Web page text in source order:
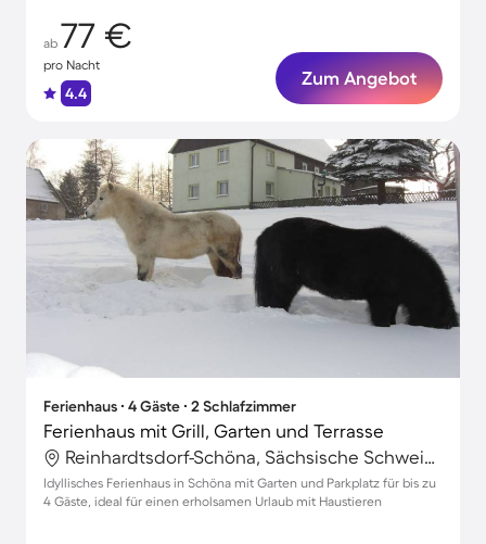
ab 77 €
pro Nacht
4.4
Zum Angebot
Ferienhaus ∙ 4 Gäste ∙ 2 Schlafzimmer
Ferienhaus mit Grill, Garten und Terrasse
Reinhardtsdorf-Schöna, Sächsische Schweiz-Osterzgebirge, Deutschland
Idyllisches Ferienhaus in Schöna mit Garten und Parkplatz für bis zu
4 Gäste, ideal für einen erholsamen Urlaub mit Haustieren